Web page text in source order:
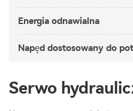
Energia odnawialna
Napęd dostosowany do
Serwo